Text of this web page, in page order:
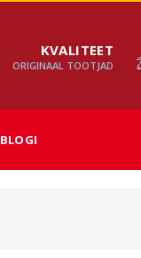
KVALITEET
ORIGINAAL TOOTJAD
BLOGI